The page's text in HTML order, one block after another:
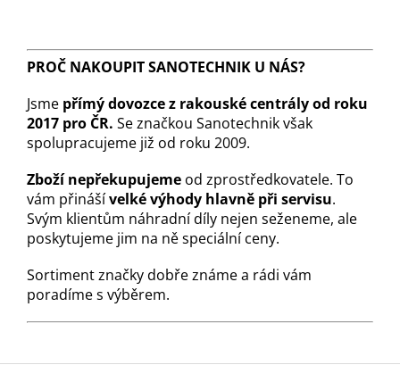
PROČ NAKOUPIT SANOTECHNIK U NÁS?
Jsme přímý dovozce z rakouské centrály od roku
2017 pro ČR. Se značkou Sanotechnik však
spolupracujeme již od roku 2009.
Zboží nepřekupujeme od zprostředkovatele. To
vám přinášívelké výhody hlavně při servisu.
Svým klientům náhradní díly nejen seženeme, ale
poskytujeme jim na ně speciální ceny.
Sortiment značky dobře známe a rádi vám
poradíme s výběrem.